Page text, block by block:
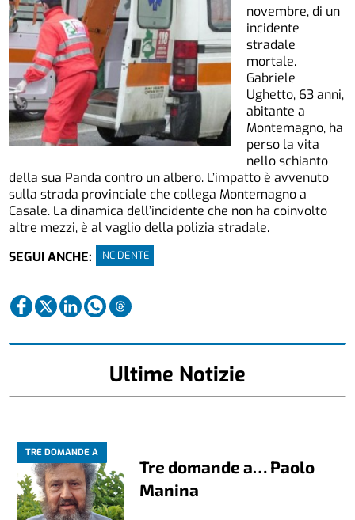
novembre, di un
incidente
stradale
mortale.
Gabriele
Ughetto, 63 anni,
abitante a
Montemagno, ha
perso la vita
nello schianto
della sua Panda contro un albero. L’impatto è avvenuto
sulla strada provinciale che collega Montemagno a
Casale. La dinamica dell’incidente che non ha coinvolto
altre mezzi, è al vaglio della polizia stradale.
SEGUI ANCHE:
INCIDENTE
Ultime Notizie
TRE DOMANDE A
Tre domande a… Paolo
Manina